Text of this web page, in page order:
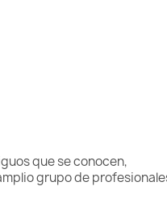
que se conocen,
grupo de